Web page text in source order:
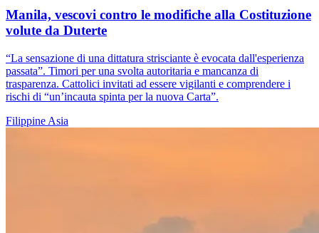
Manila, vescovi contro le modifiche alla Costituzione
volute da Duterte
“La sensazione di una dittatura strisciante è evocata dall'esperienza
passata”. Timori per una svolta autoritaria e mancanza di
trasparenza. Cattolici invitati ad essere vigilanti e comprendere i
rischi di “un’incauta spinta per la nuova Carta”.
Filippine Asia